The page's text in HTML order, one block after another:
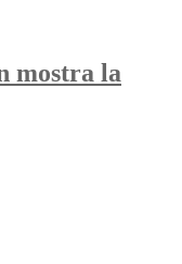
mostra la